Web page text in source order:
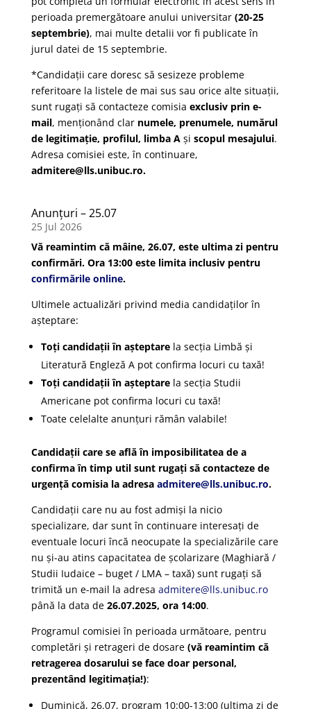
perioada premergătoare anului universitar (20-25
septembrie), mai multe detalii vor fi publicate în
jurul datei de 15 septembrie.
*Candidații care doresc să sesizeze probleme
referitoare la listele de mai sus sau orice alte situații,
sunt rugați să contacteze comisia exclusiv prin e-
mail, menționând clar numele, prenumele, numărul
de legitimație, profilul, limba A și scopul mesajului.
Adresa comisiei este, în continuare,
admitere@lls.unibuc.ro.
Anunțuri – 25.07
25 Jul 2026
Vă reamintim că mâine, 26.07, este ultima zi pentru
confirmări. Ora 13:00 este limita inclusiv pentru
confirmările online.
Ultimele actualizări privind media candidaților în
așteptare:
Toți candidații în așteptarela secția Limbă și
Literatură Engleză A pot confirma locuri cu taxă!
Toți candidații în așteptarela secția Studii
Americane pot confirma locuri cu taxă!
Toate celelalte anunțuri rămân valabile!
Candidații care se află în imposibilitatea de a
confirma în timp util sunt rugați să contacteze de
urgență comisia la adresa admitere@lls.unibuc.ro.
Candidații care nu au fost admiși la nicio
specializare, dar sunt în continuare interesați de
eventuale locuri încă neocupate la specializările care
nu și-au atins capacitatea de școlarizare (Maghiară /
Studii Iudaice – buget / LMA – taxă) sunt rugați să
trimită un e-mail la adresa admitere@lls.unibuc.ro
până la data de26.07.2025, ora 14:00.
Programul comisiei în perioada următoare, pentru
completări și retrageri de dosare (vă reamintim că
retragerea dosarului se face doar personal,
prezentând legitimația!):
Duminică, 26.07, program 10:00-13:00 (ultima zi de